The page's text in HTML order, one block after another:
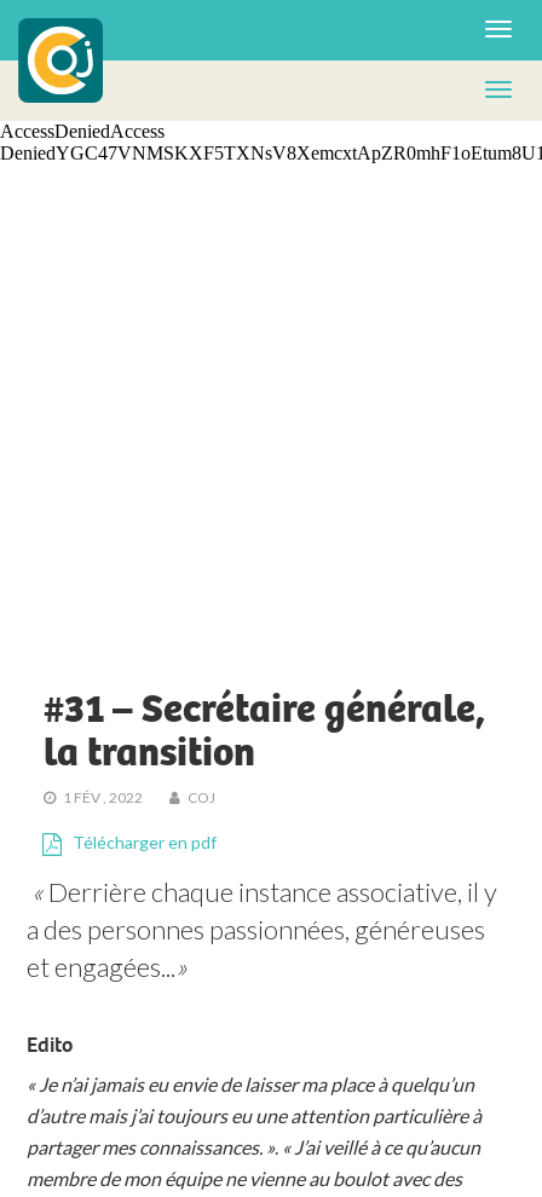
#31 – Secrétaire générale,
la transition
1 FÉV , 2022 COJ
Télécharger en pdf
« Derrière chaque instance associative, il y
a des personnes passionnées, généreuses
et engagées...»
Edito
« Je n’ai jamais eu envie de laisser ma place à quelqu’un
d’autre mais j’ai toujours eu une attention particulière à
partager mes connaissances. ». « J’ai veillé à ce qu’aucun
membre de mon équipe ne vienne au boulot avec des